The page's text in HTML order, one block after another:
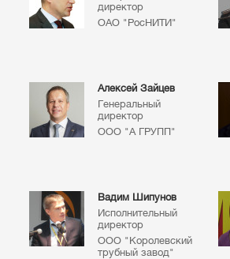
директор
ОАО "РосНИТИ"
Алексей Зайцев
Генеральный
директор
ООО "А ГРУПП"
Вадим Шипунов
Исполнительный
директор
ООО "Королевский
трубный завод"